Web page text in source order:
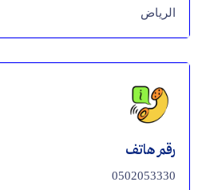
الرياض
رقم هاتف
0502053330